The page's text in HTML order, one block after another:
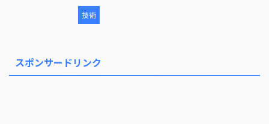
技術
スポンサードリンク